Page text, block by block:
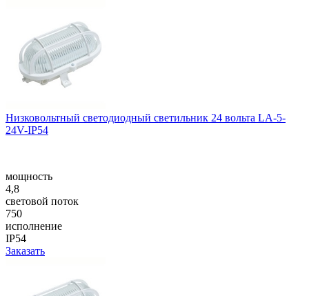
Низковольтный светодиодный светильник 24 вольта LA-5-
24V-IP54
мощность
4,8
световой поток
750
исполнение
IP54
Заказать